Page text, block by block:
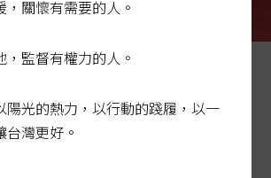
武行，大罷免發動後國會唱空城，立
了，修繕經費沒再上升。圖／聯合報
，關懷有需要的人。
，監督有權力的人。
陽光的熱力，以行動的踐履，以一
灣更好。